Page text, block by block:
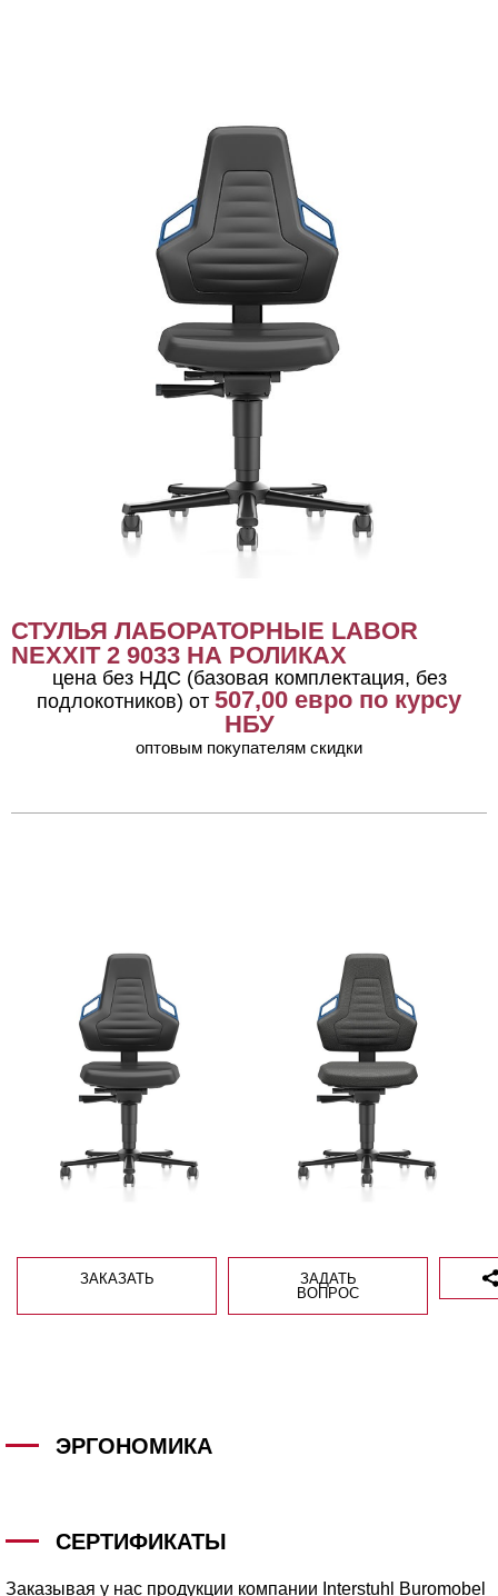
СТУЛЬЯ ЛАБОРАТОРНЫЕ LABOR
NEXXIT 2 9033 НА РОЛИКАХ
цена без НДС (базовая комплектация, без
подлокотников) от 507,00 евро по курсу
НБУ
оптовым покупателям скидки
ЗАКАЗАТЬ
ЗАДАТЬ
ВОПРОС
ЭРГОНОМИКА
СЕРТИФИКАТЫ
Заказывая у нас продукции компании Interstuhl Buromobel